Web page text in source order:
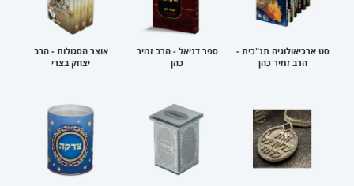
סט ארכיאולוגיה תנ"כית -
הרב זמיר כהן
ספר דניאל - הרב זמיר
כהן
אוצר הסגולות - הרב
יצחק בצרי